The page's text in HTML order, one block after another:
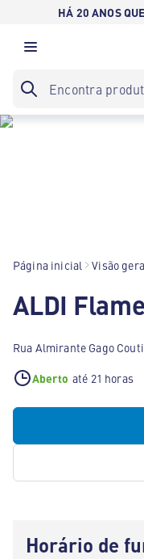
HÁ 20 ANOS
Página inicial Visão
Rua Almirante Gago
Aberto até 21 horas
Horário de